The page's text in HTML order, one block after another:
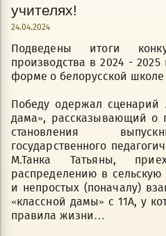
учителях!
24.04.2024
Подведены итоги
производства в 2024 -
форме о белорусской школе
Победу одержал сценарий
дама», рассказывающий о
становления
государственного
М.Танка Татьяны,
распределению в
и непростых (поначалу)
«классной дамы» с 11А, у
правила жизни…